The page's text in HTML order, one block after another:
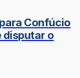
Confúcio
disputar o